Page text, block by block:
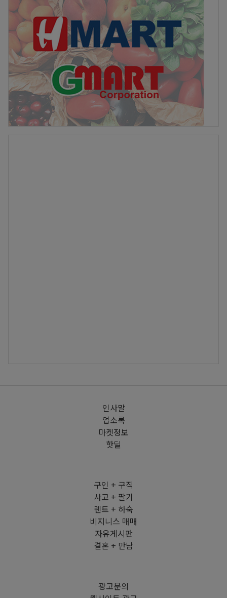
인사말
업소록
마켓정보
핫딜
구인 + 구직
사고 + 팔기
렌트 + 하숙
비지니스 매매
자유게시판
결혼 + 만남
광고문의